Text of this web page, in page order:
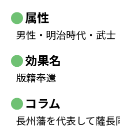
属性
男性・明治時代・武士
効果名
版籍奉還
コラム
長州藩を代表して薩